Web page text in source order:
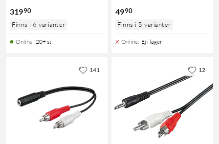
31990
Finns i 6 varianter
Online: 20+ st
4990
Finns i 5 varianter
Online: Ej i lager
141 12